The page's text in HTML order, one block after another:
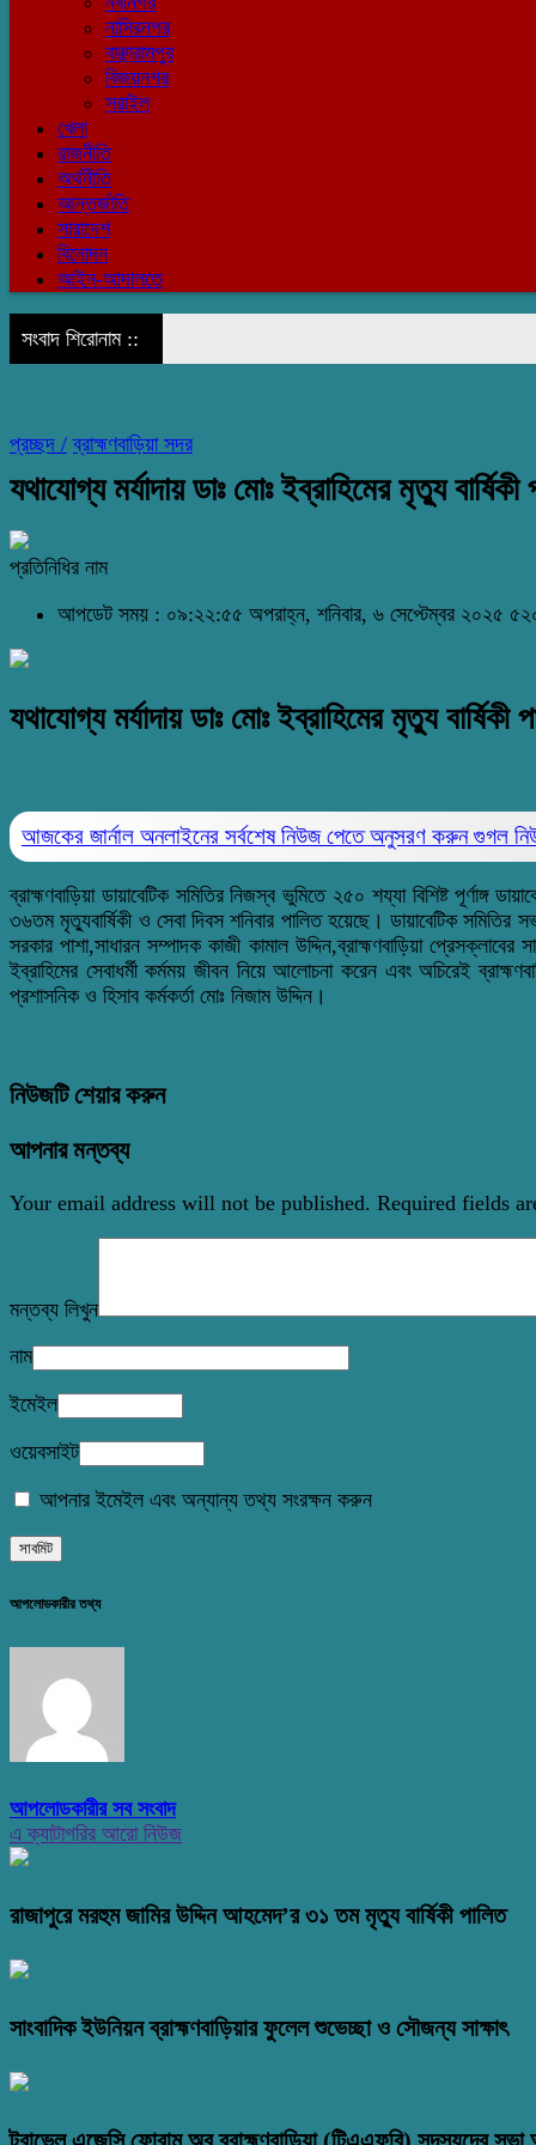
নাসিরনগর
বাঞ্ছারামপুর
বিজয়নগর
সরাইল
খেলা
রাজনীতি
অর্থনীতি
আন্তর্জাতি
সারাদেশ
বিনোদন
আইন-আদালতে
সংবাদ শিরোনাম ::
প্রচ্ছদ / ব্রাহ্মণবাড়িয়া সদর
যথাযোগ্য মর্যাদায় ডাঃ মোঃ ‌ইব্রাহিমের মৃত্যু বার্ষিকী
প্রতিনিধির নাম
আপডেট সময় : ০৯:২২:৫৫ অপরাহ্ন, শনিবার, ৬ সেপ্টেম্বর ২০২৫
যথাযোগ্য মর্যাদায় ডাঃ মোঃ ‌ইব্রাহিমের মৃত্যু বার্ষিকী
আজকের জার্নাল অনলাইনের সর্বশেষ নিউজ পেতে অনুসরণ করুনগুগল
ব্রাহ্মণবাড়িয়া ডায়াবেটিক সমিতির নিজস্বভুমিতে২৫০ শয্যা বিশিষ্ট পূর্ণাঙ্গ
৩৬তম মৃত্যুবার্ষিকী ও সেবা দিবস শনিবার পালিত হয়েছে। ডায়াবেটিক
সরকার পাশা,সাধারন সম্পাদক কাজী কামাল ‌উদ্দিন,ব্রাহ্মণবাড়িয়া
ইব্রাহিমের সেবাধর্মী কর্মময় জীবন নিয়ে আলোচনা করেন এবং অচিরেই
প্রশাসনিক ও হিসাব কর্মকর্তা মোঃ নিজাম উদ্দিন।
নিউজটি শেয়ার করুন
আপনার মন্তব্য
Your email address will not be published. Required fields
মন্তব্য লিখুন
নাম
ইমেইল
ওয়েবসাইট
আপনার ইমেইল এবং অন্যান্য তথ্য সংরক্ষন করুন
আপলোডকারীর তথ্য
আপলোডকারীর সব সংবাদ
এ ক্যাটাগরির আরো নিউজ
রাজাপুরে মরহুম জামির উদ্দিন আহমেদ’র ৩১ তম মৃত্যু বার্ষিকী পালিত
সাংবাদিক ইউনিয়ন ব্রাহ্মণবাড়িয়ার ফুলেল শুভেচ্ছা ও সৌজন্য সাক্ষাৎ